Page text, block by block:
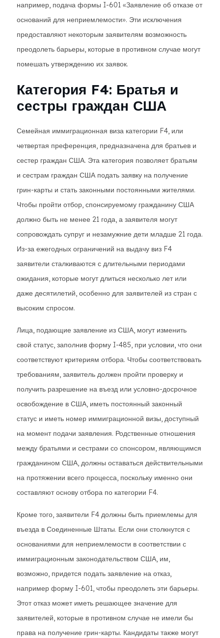
например, подача формы I-601 «Заявление об отказе от
оснований для неприемлемости». Эти исключения
предоставляют некоторым заявителям возможность
преодолеть барьеры, которые в противном случае могут
помешать утверждению их заявок.
Категория F4: Братья и
сестры граждан США
Семейная иммиграционная виза категории F4, или
четвертая преференция, предназначена для братьев и
сестер граждан США. Эта категория позволяет братьям
и сестрам граждан США подать заявку на получение
грин-карты и стать законными постоянными жителями.
Чтобы пройти отбор, спонсируемому гражданину США
должно быть не менее 21 года, а заявителя могут
сопровождать супруг и незамужние дети младше 21 года.
Из-за ежегодных ограничений на выдачу виз F4
заявители сталкиваются с длительными периодами
ожидания, которые могут длиться несколько лет или
даже десятилетий, особенно для заявителей из стран с
высоким спросом.
Лица, подающие заявление из США, могут изменить
свой статус, заполнив форму I-485, при условии, что они
соответствуют критериям отбора. Чтобы соответствовать
требованиям, заявитель должен пройти проверку и
получить разрешение на въезд или условно-досрочное
освобождение в США, иметь постоянный законный
статус и иметь номер иммиграционной визы, доступный
на момент подачи заявления. Родственные отношения
между братьями и сестрами со спонсором, являющимся
гражданином США, должны оставаться действительными
на протяжении всего процесса, поскольку именно они
составляют основу отбора по категории F4.
Кроме того, заявители F4 должны быть приемлемы для
въезда в Соединенные Штаты. Если они столкнутся с
основаниями для неприемлемости в соответствии с
иммиграционным законодательством США, им,
возможно, придется подать заявление на отказ,
например форму I-601, чтобы преодолеть эти барьеры.
Этот отказ может иметь решающее значение для
заявителей, которые в противном случае не имели бы
права на получение грин-карты. Кандидаты также могут